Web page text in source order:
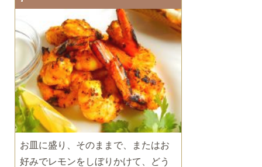
お皿に盛り、そのままで、またはお
好みでレモンをしぼりかけて、どう